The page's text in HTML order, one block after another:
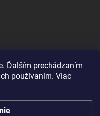
Ďalším prechádzaním
používaním. Viac